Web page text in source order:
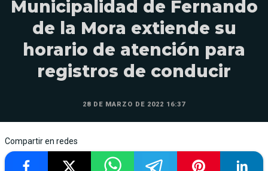
Municipalidad de Fernando
de la Mora extiende su
horario de atención para
registros de conducir
28 DE MARZO DE 2022 16:37
Compartir en redes